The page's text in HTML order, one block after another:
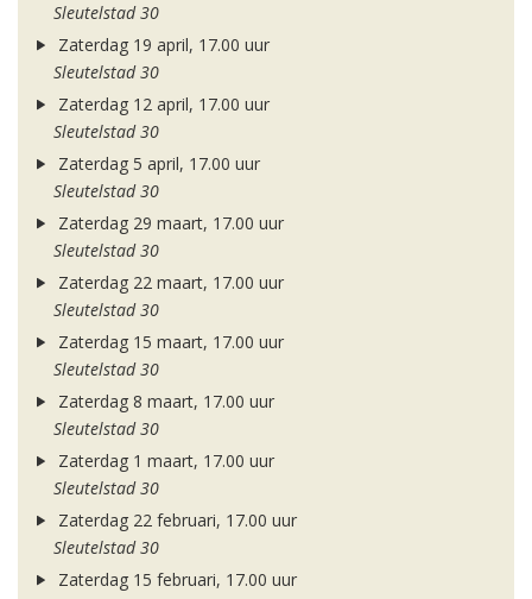
Sleutelstad 30
Zaterdag 19 april, 17.00 uur
Sleutelstad 30
Zaterdag 12 april, 17.00 uur
Sleutelstad 30
Zaterdag 5 april, 17.00 uur
Sleutelstad 30
Zaterdag 29 maart, 17.00 uur
Sleutelstad 30
Zaterdag 22 maart, 17.00 uur
Sleutelstad 30
Zaterdag 15 maart, 17.00 uur
Sleutelstad 30
Zaterdag 8 maart, 17.00 uur
Sleutelstad 30
Zaterdag 1 maart, 17.00 uur
Sleutelstad 30
Zaterdag 22 februari, 17.00 uur
Sleutelstad 30
Zaterdag 15 februari, 17.00 uur